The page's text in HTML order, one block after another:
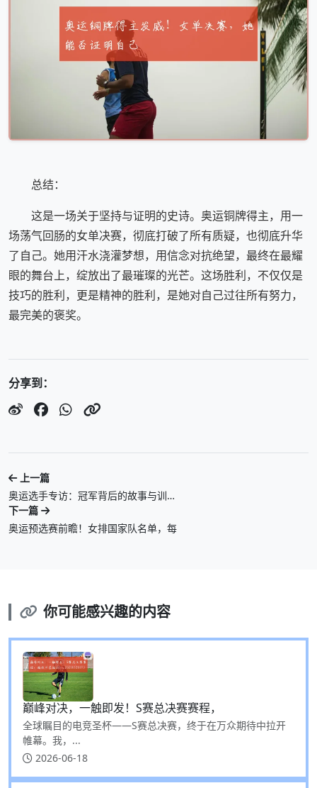
总结：
这是一场关于坚持与证明的史诗。奥运铜牌得主，用一
场荡气回肠的女单决赛，彻底打破了所有质疑，也彻底升华
了自己。她用汗水浇灌梦想，用信念对抗绝望，最终在最耀
眼的舞台上，绽放出了最璀璨的光芒。这场胜利，不仅仅是
技巧的胜利，更是精神的胜利，是她对自己过往所有努力，
最完美的褒奖。
分享到：
上一篇
奥运选手专访：冠军背后的故事与训…
下一篇
奥运预选赛前瞻！女排国家队名单，每
你可能感兴趣的内容
巅峰对决，一触即发！S赛总决赛赛程，
全球瞩目的电竞圣杯——S赛总决赛，终于在万众期待中拉开
帷幕。我，...
2026-06-18